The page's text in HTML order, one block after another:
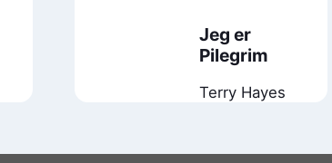
Jeg er
Pilegrim
Terry Hayes